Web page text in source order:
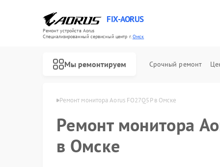
FIX-AORUS
Ремонт устройств Aorus
Специализированный cервисный центр г.Омск
Мы ремонтируем Срочный ремонт
Ремонт монитора Aorus FO27Q5P в Омске
Ремонт монитора
в Омске